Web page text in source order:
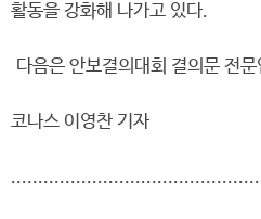
활동을 강화해 나가고 있다.
다음은 안보결의대회 결의문 전
코나스 이영찬 기자